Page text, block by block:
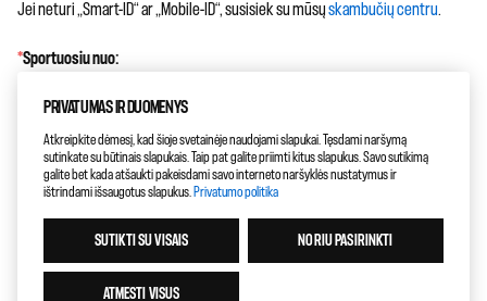
Jei neturi „Smart-ID“ ar „Mobile-ID“, susisiek su mūsųskambučių centru.
*Sportuosiu nuo:
KITAS
PRIVATUMAS IR DUOMENYS
Atkreipkite dėmesį, kad šioje svetainėje naudojami slapukai. Tęsdami naršymą
sutinkate su būtinais slapukais. Taip pat galite priimti kitus slapukus. Savo sutikimą
galite bet kada atšaukti pakeisdami savo interneto naršyklės nustatymus ir
ištrindami išsaugotus slapukus. Privatumo politika
SUTIKTI SU VISAIS NORIU PASIRINKTI
ATMESTI VISUS